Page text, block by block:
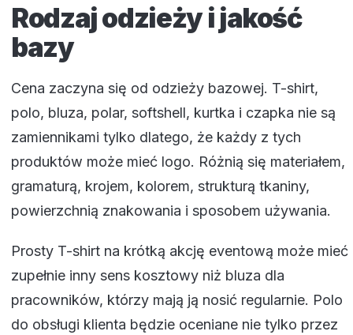
Rodzaj odzieży i jakość
bazy
Cena zaczyna się od odzieży bazowej. T-shirt,
polo, bluza, polar, softshell, kurtka i czapka nie są
zamiennikami tylko dlatego, że każdy z tych
produktów może mieć logo. Różnią się materiałem,
gramaturą, krojem, kolorem, strukturą tkaniny,
powierzchnią znakowania i sposobem używania.
Prosty T-shirt na krótką akcję eventową może mieć
zupełnie inny sens kosztowy niż bluza dla
pracowników, którzy mają ją nosić regularnie. Polo
do obsługi klienta będzie oceniane nie tylko przez